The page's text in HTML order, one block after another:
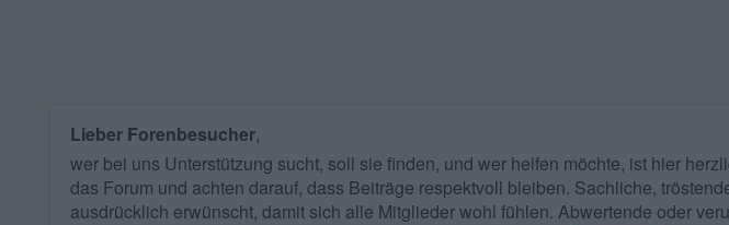
Lieber Forenbesucher,
wer bei uns Unterstützung sucht, soll sie finden, und wer helfen möchte, ist hier
das Forum und achten darauf, dass Beiträge respektvoll bleiben. Sachliche,
ausdrücklich erwünscht, damit sich alle Mitglieder wohl fühlen. Abwertende oder